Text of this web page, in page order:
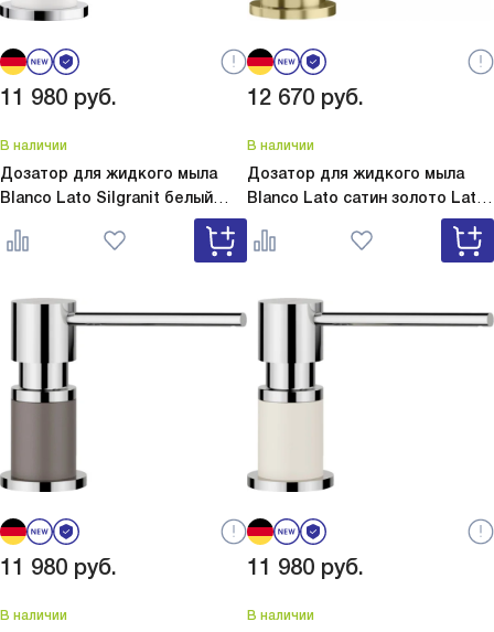
11 980 руб.
В наличии
Дозатор для жидкого мыла
Blanco Lato Silgranit белый
Lato Silgranit белый 525814
12 670 руб.
В наличии
Дозатор для жидкого мыла
Blanco Lato сатин золото Lato
11 980 руб.
В наличии
11 980 руб.
В наличии